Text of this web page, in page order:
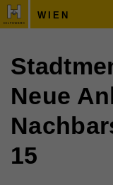
WIEN
Neue
15